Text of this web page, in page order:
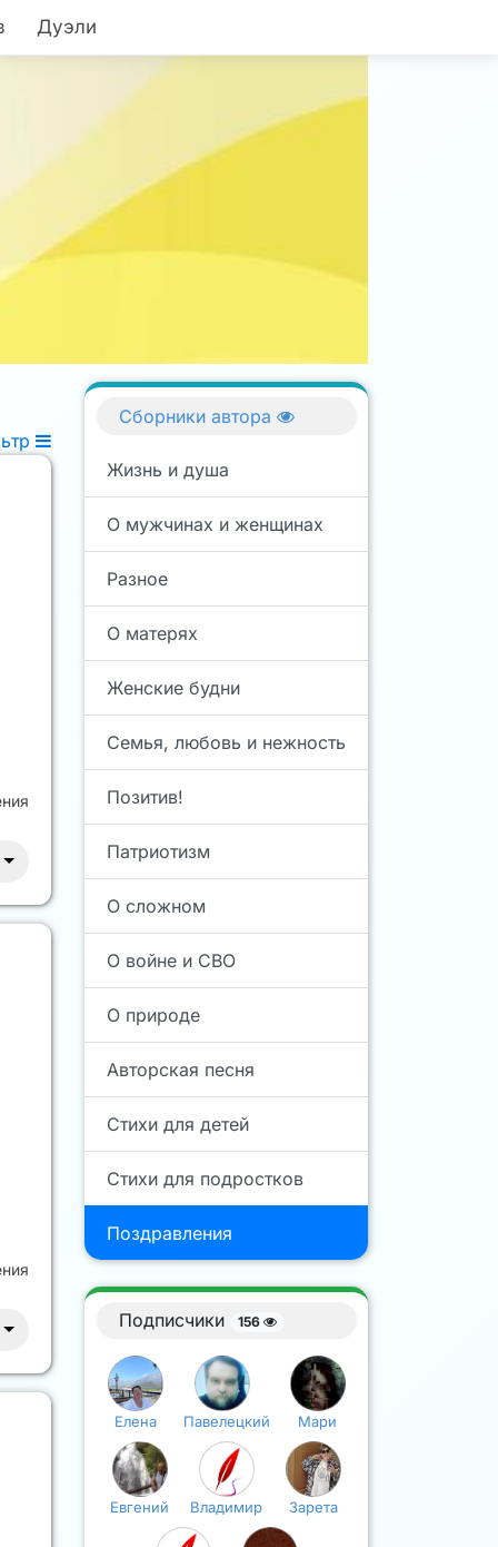
Дуэли
Сборники автора
Жизнь и душа
О мужчинах и женщинах
Разное
О матерях
Женские будни
Семья, любовь и нежность
Позитив!
Патриотизм
О сложном
О войне и СВО
О природе
Авторская песня
Стихи для детей
Стихи для подростков
Поздравления
Подписчики 156
Елена Павелецкий Мари
Евгений Владимир Зарета